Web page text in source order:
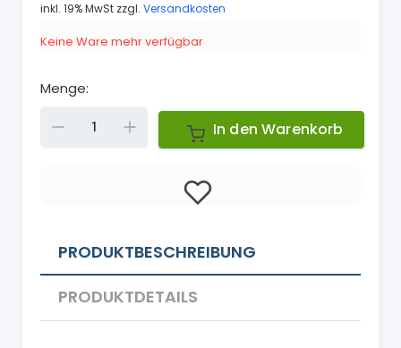
inkl. 19% MwSt zzgl. Versandkosten
Keine Ware mehr verfügbar
Menge:
Down In den Warenkorb
PRODUKTBESCHREIBUNG
PRODUKTDETAILS